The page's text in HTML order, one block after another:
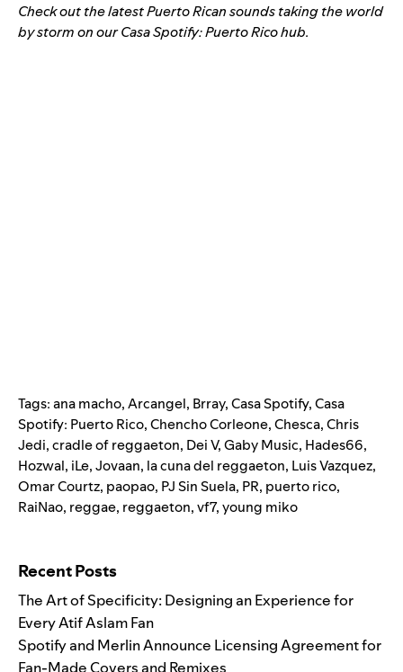
Check out the latest Puerto Rican sounds taking the world
by storm on ourCasa Spotify: Puerto Rico hub.
Tags:ana macho,Arcangel, Brray,Casa Spotify,Casa
Spotify: Puerto Rico,Chencho Corleone,Chesca,Chris
Jedi,cradle of reggaeton, Dei V,Gaby Music, Hades66,
Hozwal, iLe,Jovaan, la cuna del reggaeton, Luis Vazquez,
Omar Courtz, paopao, PJ Sin Suela, PR, puerto rico,
RaiNao, reggae, reggaeton,vf7,young miko
Recent Posts
The Art of Specificity: Designing an Experience for
Every Atif Aslam Fan
Spotify and Merlin Announce Licensing Agreement for
Fan-Made Covers and Remixes